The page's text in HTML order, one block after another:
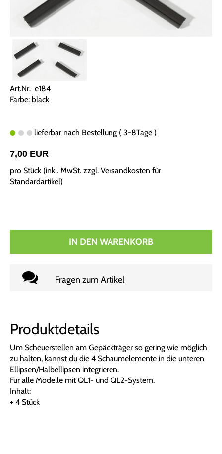
Art.Nr. e184
Farbe: black
lieferbar nach Bestellung ( 3-8Tage )
7,00 EUR
pro Stück (inkl. MwSt. zzgl. Versandkosten für
Standardartikel)
IN DEN WARENKORB
Fragen zum Artikel
Produktdetails
Um Scheuerstellen am Gepäckträger so gering wie möglich
zu halten, kannst du die 4 Schaumelemente in die unteren
Ellipsen/Halbellipsen integrieren.
Für alle Modelle mit QL1- und QL2-System.
Inhalt:
+ 4 Stück